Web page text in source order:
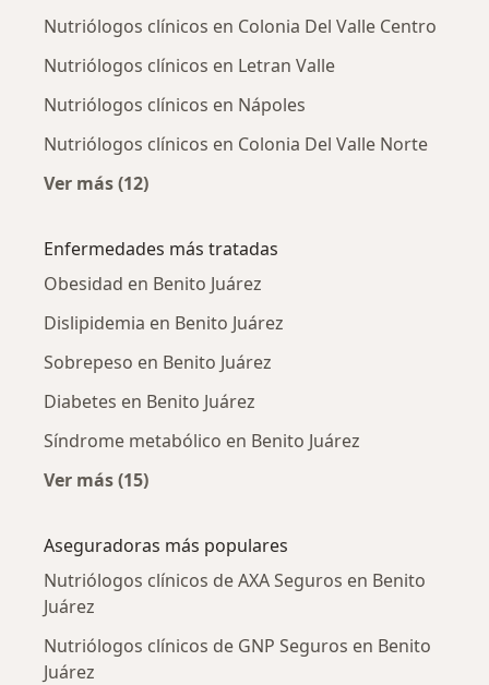
Nutriólogos clínicos en Colonia Del Valle Centro
Nutriólogos clínicos en Letran Valle
Nutriólogos clínicos en Nápoles
Nutriólogos clínicos en Colonia Del Valle Norte
Ver más (12)
Enfermedades más tratadas
Obesidad en Benito Juárez
Dislipidemia en Benito Juárez
Sobrepeso en Benito Juárez
Diabetes en Benito Juárez
Síndrome metabólico en Benito Juárez
Ver más (15)
Aseguradoras más populares
Nutriólogos clínicos de AXA Seguros en Benito
Juárez
Nutriólogos clínicos de GNP Seguros en Benito
Juárez